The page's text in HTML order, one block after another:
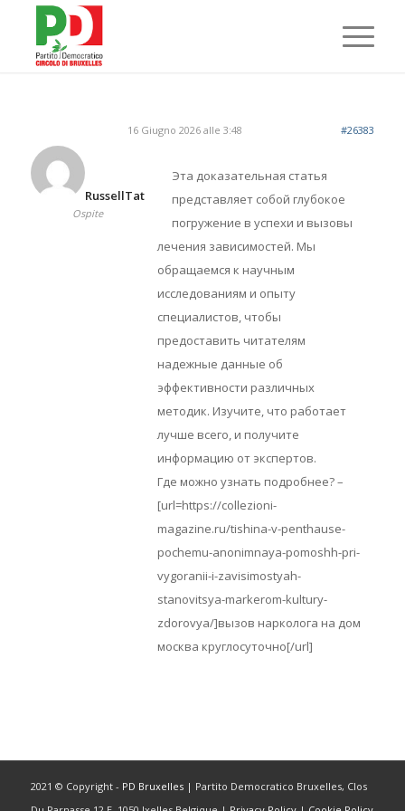
16 Giugno 2026 alle 3:48 #26383
RussellTat
Ospite
Эта доказательная статья
представляет собой глубокое
погружение в успехи и вызовы
лечения зависимостей. Мы
обращаемся к научным
исследованиям и опыту
специалистов, чтобы
предоставить читателям
надежные данные об
эффективности различных
методик. Изучите, что работает
лучше всего, и получите
информацию от экспертов.
Где можно узнать подробнее? –
[url=https://collezioni-
magazine.ru/tishina-v-penthause-
pochemu-anonimnaya-pomoshh-pri-
vygoranii-i-zavisimostyah-
stanovitsya-markerom-kultury-
zdorovya/]вызов нарколога на дом
москва круглосуточно[/url]
2021 © Copyright - PD Bruxelles| Partito Democratico Bruxelles, Clos